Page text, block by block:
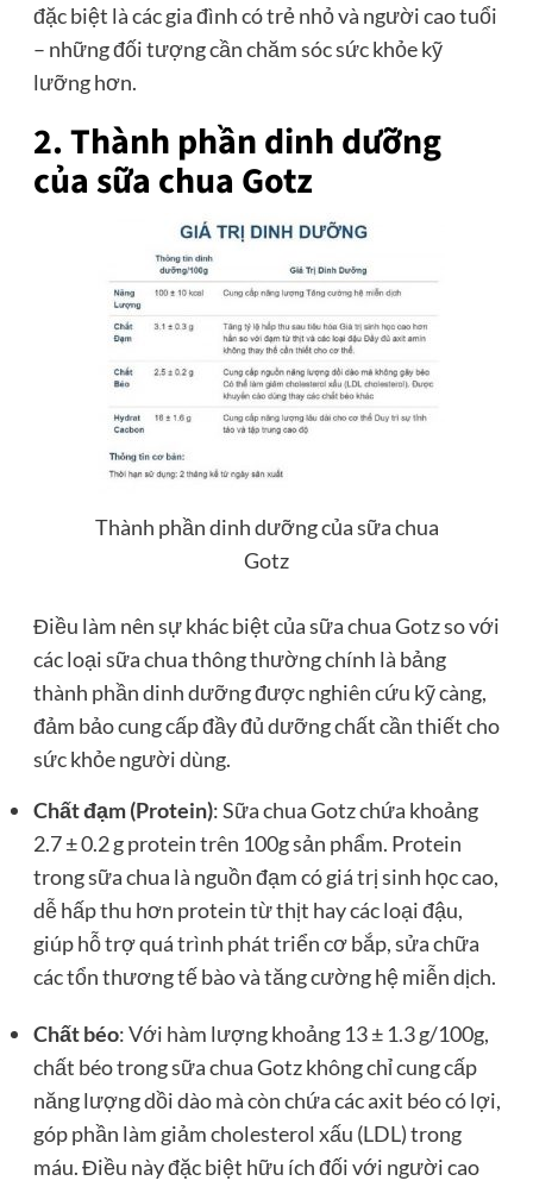
đặc biệt là các gia đình có trẻ nhỏ và người cao tuổi
– những đối tượng cần chăm sóc sức khỏe kỹ
lưỡng hơn.
2. Thành phần dinh dưỡng
của sữa chua Gotz
Thành phần dinh dưỡng của sữa chua
Gotz
Điều làm nên sự khác biệt của sữa chua Gotz so với
các loại sữa chua thông thường chính là bảng
thành phần dinh dưỡng được nghiên cứu kỹ càng,
đảm bảo cung cấp đầy đủ dưỡng chất cần thiết cho
sức khỏe người dùng.
Chất đạm (Protein): Sữa chua Gotz chứa khoảng
2.7 ± 0.2 g protein trên 100g sản phẩm. Protein
trong sữa chua là nguồn đạm có giá trị sinh học cao,
dễ hấp thu hơn protein từ thịt hay các loại đậu,
giúp hỗ trợ quá trình phát triển cơ bắp, sửa chữa
các tổn thương tế bào và tăng cường hệ miễn dịch.
Chất béo: Với hàm lượng khoảng 13 ± 1.3 g/100g,
chất béo trong sữa chua Gotz không chỉ cung cấp
năng lượng dồi dào mà còn chứa các axit béo có lợi,
góp phần làm giảm cholesterol xấu (LDL) trong
máu. Điều này đặc biệt hữu ích đối với người cao